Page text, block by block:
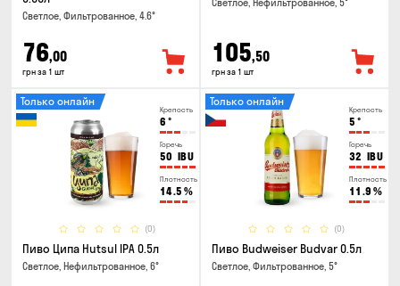
Светлое, Фильтрованное, 4.6°
76,00
грн за 1 шт
Светлое, Нефильтрованное, 5°
105,50
грн за 1 шт
Крепость
6 °
Горечь
50 IBU
Плотность
14.5 %
(0)
Только онлайн
Пиво Ципа Hutsul IPA 0.5л
Светлое, Нефильтрованное, 6°
Крепость
5 °
Горечь
32 IBU
Плотность
11.9 %
(0)
Только онлайн
Пиво Budweiser Budvar 0.5л
Светлое, Фильтрованное, 5°